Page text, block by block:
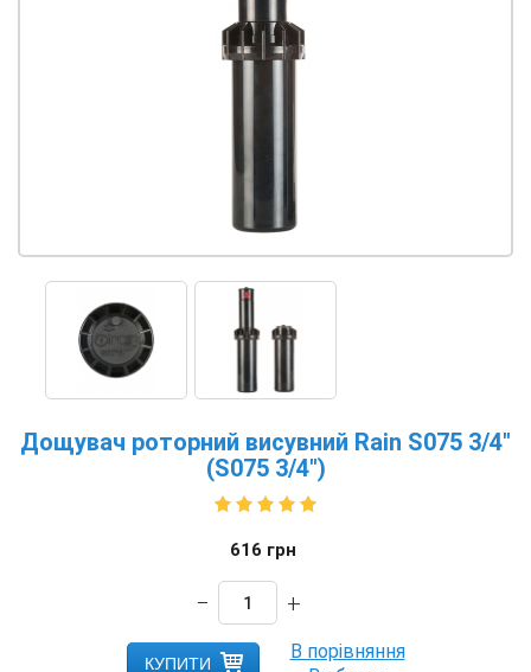
Дощувач роторний висувний Rain S075 3/4"
(S075 3/4")
616 грн
− +
КУПИТИ